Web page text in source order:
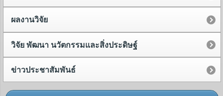
ผลงานวิจัย
วิจัย พัฒนา นวัตกรรมและสิ่งประดิษฐ์
ข่าวประชาสัมพันธ์